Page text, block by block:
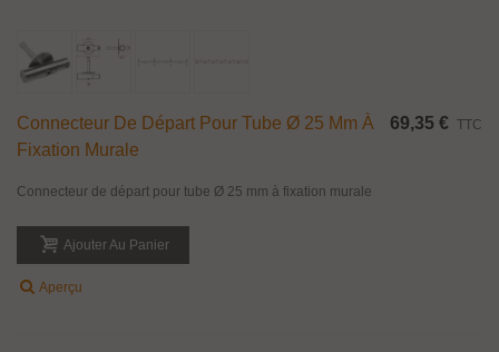
Connecteur De Départ Pour Tube Ø 25 Mm À
Fixation Murale
69,35 € TTC
Connecteur de départ pour tube Ø 25 mm à fixation murale
Ajouter Au Panier
Aperçu